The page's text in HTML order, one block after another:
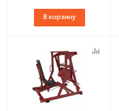
В корзину